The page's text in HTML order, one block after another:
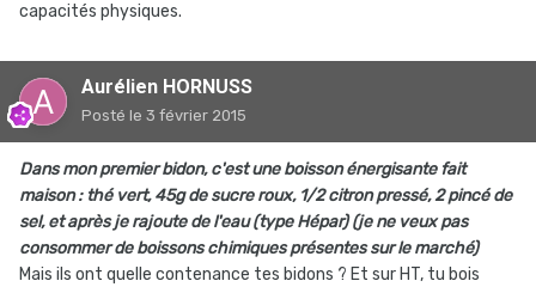
capacités physiques.
Aurélien HORNUSS
Posté le 3 février 2015
Dans mon premier bidon, c'est une boisson énergisante fait
maison : thé vert, 45g de sucre roux, 1/2 citron pressé, 2 pincé de
sel, et après je rajoute de l'eau (type Hépar) (je ne veux pas
consommer de boissons chimiques présentes sur le marché)
Mais ils ont quelle contenance tes bidons ? Et sur HT, tu bois